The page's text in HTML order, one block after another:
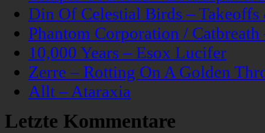
Din Of Celestial Birds –
Phantom Corporation /
10,000 Years – Esox Lucifer
Zerre – Rotting On A Golden
Allt – Ataraxia
Letzte Kommentare